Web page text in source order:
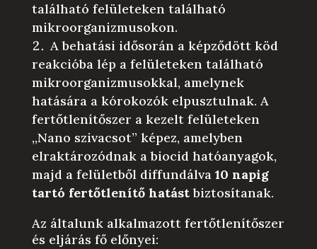
található felületeken található
mikroorganizmusokon.
A behatási idősorán a képződött köd
reakcióba lép a felületeken található
mikroorganizmusokkal, amelynek
hatására a kórokozók elpusztulnak. A
fertőtlenítőszer a kezelt felületeken
„Nano szivacsot” képez, amelyben
elraktározódnak a biocid hatóanyagok,
majd a felületből diffundálva 10 napig
tartó fertőtlenítő hatástbiztosítanak.
Az általunk alkalmazott fertőtlenítőszer
és eljárás fő előnyei: